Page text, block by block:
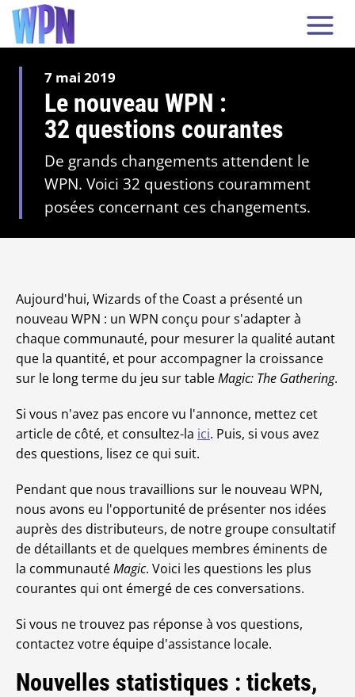
7 mai 2019
Le nouveau WPN :
32 questions courantes
De grands changements attendent le
WPN. Voici 32 questions couramment
posées concernant ces changements.
Aujourd'hui, Wizards of the Coast a présenté un
nouveau WPN : un WPN conçu pour s'adapter à
chaque communauté, pour mesurer la qualité autant
que la quantité, et pour accompagner la croissance
sur le long terme du jeu sur tableMagic: The Gathering.
Si vous n'avez pas encore vu l'annonce, mettez cet
article de côté, et consultez-la ici. Puis, si vous avez
des questions, lisez ce qui suit.
Pendant que nous travaillions sur le nouveau WPN,
nous avons eu l'opportunité de présenter nos idées
auprès des distributeurs, de notre groupe consultatif
de détaillants et de quelques membres éminents de
la communautéMagic. Voici les questions les plus
courantes qui ont émergé de ces conversations.
Si vous ne trouvez pas réponse à vos questions,
contactez votre équipe d'assistance locale.
Nouvelles statistiques : tickets,